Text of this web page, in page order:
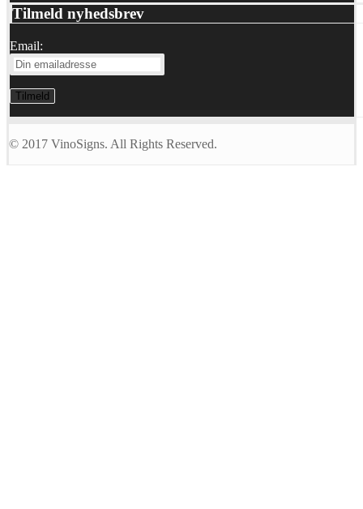
Tilmeld nyhedsbrev
Email:
© 2017 VinoSigns. All Rights Reserved.